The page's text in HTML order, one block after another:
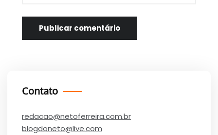
Contato
redacao@netoferreira.com.br
blogdoneto@live.com